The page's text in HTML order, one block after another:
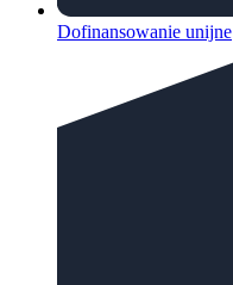
Dofinansowanie unijne